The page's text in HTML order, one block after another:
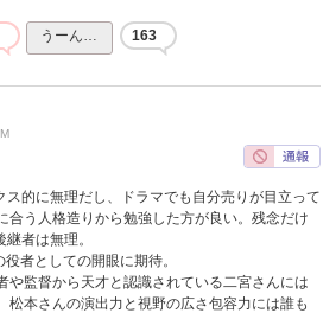
うーん… 163
ス的に無理だし、ドラマでも自分売りが目立って
合う人格造りから勉強した方が良い。残念だけ
者は無理。
者としての開眼に期待。
や監督から天才と認識されている二宮さんには
松本さんの演出力と視野の広さ包容力には誰も